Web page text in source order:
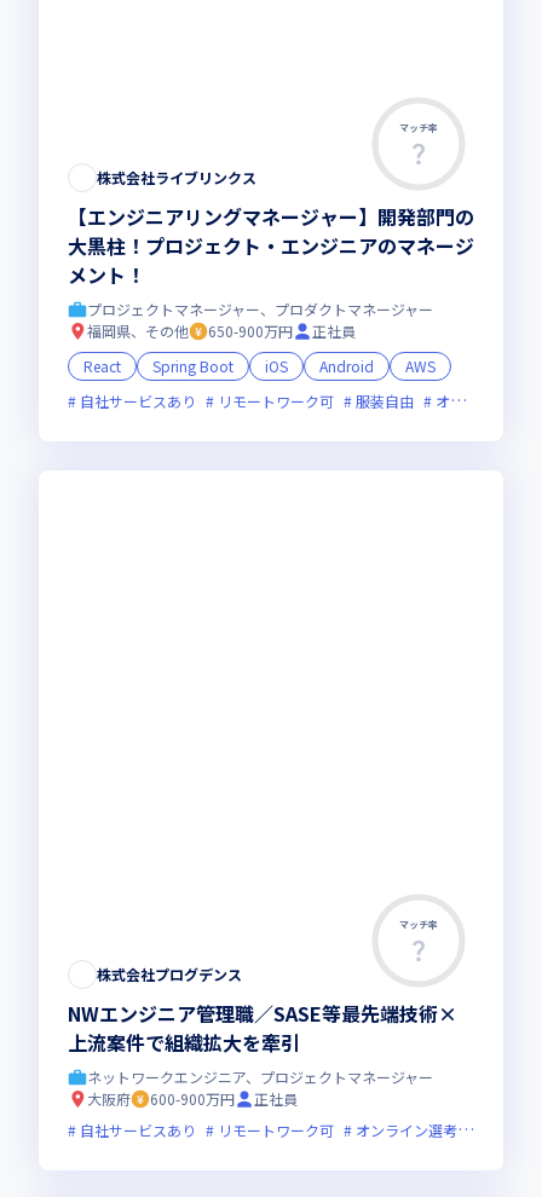
マッチ率
株式会社ライブリンクス
【エンジニアリングマネージャー】開発部門の
大黒柱！プロジェクト・エンジニアのマネージ
メント！
プロジェクトマネージャー、プロダクトマネージャー
福岡県、その他
650-900万円
正社員
React
Spring Boot iOS Android
AWS
自社サービスあり
リモートワーク可 服装自由 オンライン選考可
マッチ率
株式会社プログデンス
NWエンジニア管理職／SASE等最先端技術×
上流案件で組織拡大を牽引
ネットワークエンジニア、プロジェクトマネージャー
大阪府
600-900万円
正社員
自社サービスあり
リモートワーク可 オンライン選考可